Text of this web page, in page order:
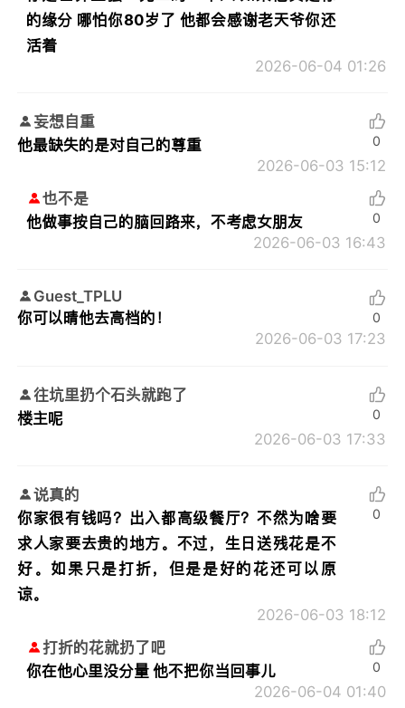
的缘分 哪怕你80岁了 他都会感谢老天爷你还
活着
2026-06-04 01:26
妄想自重
他最缺失的是对自己的尊重
2026-06-03 15:12
0
也不是
他做事按自己的脑回路来，不考虑女朋友
2026-06-03 16:43
0
Guest_TPLU
你可以晴他去高档的！
2026-06-03 17:23
0
往坑里扔个石头就跑了
楼主呢
2026-06-03 17:33
0
说真的
你家很有钱吗？出入都高级餐厅？不然为啥要
求人家要去贵的地方。不过，生日送残花是不
好。如果只是打折，但是是好的花还可以原
谅。
2026-06-03 18:12
0
打折的花就扔了吧
你在他心里没分量 他不把你当回事儿
2026-06-04 01:40
0